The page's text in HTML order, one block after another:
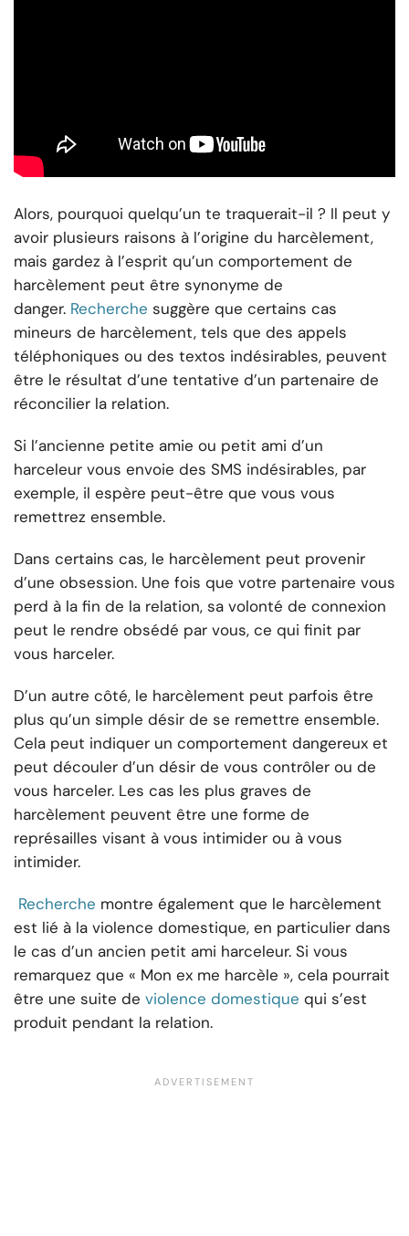
Alors, pourquoi quelqu’un te traquerait-il ? Il peut y
avoir plusieurs raisons à l’origine du harcèlement,
mais gardez à l’esprit qu’un comportement de
harcèlement peut être synonyme de
danger. Recherche suggère que certains cas
mineurs de harcèlement, tels que des appels
téléphoniques ou des textos indésirables, peuvent
être le résultat d’une tentative d’un partenaire de
réconcilier la relation.
Si l’ancienne petite amie ou petit ami d’un
harceleur vous envoie des SMS indésirables, par
exemple, il espère peut-être que vous vous
remettrez ensemble.
Dans certains cas, le harcèlement peut provenir
d’une obsession. Une fois que votre partenaire vous
perd à la fin de la relation, sa volonté de connexion
peut le rendre obsédé par vous, ce qui finit par
vous harceler.
D’un autre côté, le harcèlement peut parfois être
plus qu’un simple désir de se remettre ensemble.
Cela peut indiquer un comportement dangereux et
peut découler d’un désir de vous contrôler ou de
vous harceler. Les cas les plus graves de
harcèlement peuvent être une forme de
représailles visant à vous intimider ou à vous
intimider.
Recherche montre également que le harcèlement
est lié à la violence domestique, en particulier dans
le cas d’un ancien petit ami harceleur. Si vous
remarquez que « Mon ex me harcèle », cela pourrait
être une suite de violence domestique qui s’est
produit pendant la relation.